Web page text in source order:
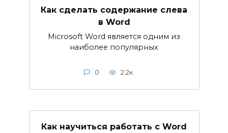
Как сделать содержание слева
в Word
Microsoft Word является одним из
наиболее популярных
0 2.2к.
Как научиться работать с Word